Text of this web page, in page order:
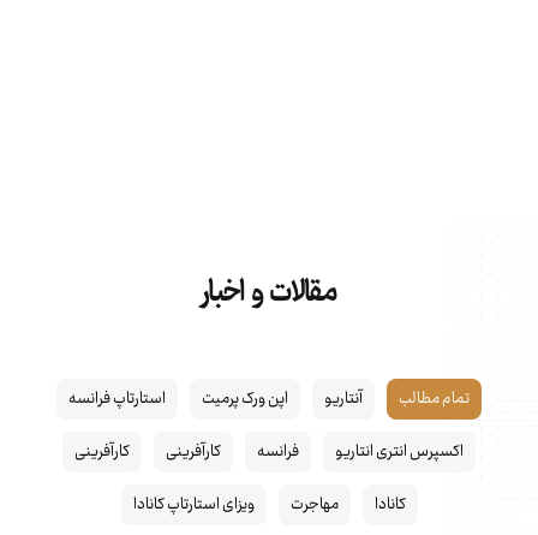
مقالات و اخبار
تمام مطالب آنتاریو اپن ورک پرمیت
استارتاپ فرانسه
اکسپرس انتری انتاریو
فرانسه کارآفرینی
کارآفرینی
کانادا
مهاجرت ویزای استارتاپ کانادا